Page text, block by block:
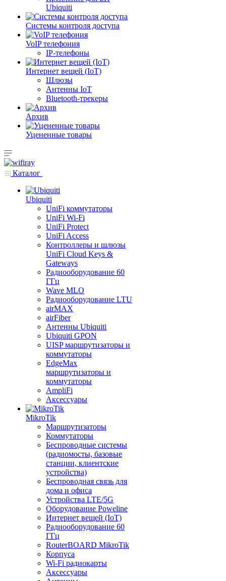
Ubiquiti
Системы контроля доступа
VoIP телефония
IP-телефоны
Интернет вещей (IoT)
Шлюзы
Антенны IoT
Bluetooth-трекеры
Архив
Уцененные товары
Каталог
Ubiquiti
UniFi коммутаторы
UniFi Wi-Fi
UniFi Protect
UniFi Access
Контроллеры и шлюзы
UniFi Cloud Keys &
Gateways
Радиооборудование 60
ГГц
Wave MLO
Радиооборудование LTU
airMAX
airFiber
Антенны Ubiquiti
Ubiquiti GPON
UISP маршрутизаторы и
коммутаторы
EdgeMax
маршрутизаторы и
коммутаторы
AmpliFi
Аксессуары
MikroTik
Маршрутизаторы
Коммутаторы
Беспроводные системы
(радиомосты, базовые
станции, клиентские
устройства)
Беспроводная связь для
дома и офиса
Устройства LTE/5G
Оборудование Poweline
Интернет вещей (IoT)
Радиооборудование 60
ГГц
RouterBOARD MikroTik
Корпуса
Wi-Fi радиокарты
Аксессуары